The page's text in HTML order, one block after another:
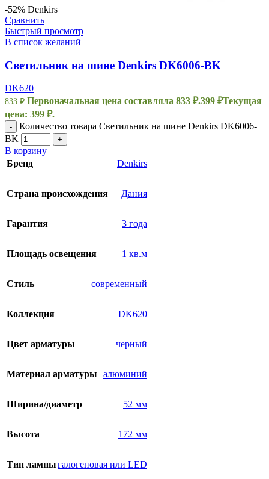
-52% Denkirs
Сравнить
Быстрый просмотр
В список желаний
Светильник на шине Denkirs DK6006-BK
DK620
833₽ Первоначальная цена составляла 833 ₽.399 ₽Текущая
цена: 399 ₽.
-
Количество товара Светильник на шине Denkirs DK6006-
BK
+
В корзину
Бренд
Denkirs
Страна происхождения Дания
Гарантия 3 года
Площадь освещения 1 кв.м
Стиль современный
Коллекция DK620
Цвет арматуры черный
Материал арматуры алюминий
Ширина/диаметр 52 мм
Высота 172 мм
Тип лампыгалогеновая или LED